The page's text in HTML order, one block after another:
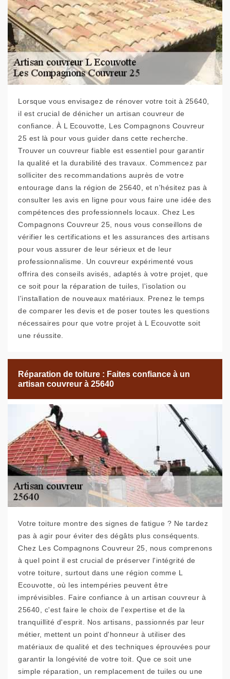
Lorsque vous envisagez de rénover votre toit à 25640,
il est crucial de dénicher un artisan couvreur de
confiance. À L Ecouvotte, Les Compagnons Couvreur
25 est là pour vous guider dans cette recherche.
Trouver un couvreur fiable est essentiel pour garantir
la qualité et la durabilité des travaux. Commencez par
solliciter des recommandations auprès de votre
entourage dans la région de 25640, et n'hésitez pas à
consulter les avis en ligne pour vous faire une idée des
compétences des professionnels locaux. Chez Les
Compagnons Couvreur 25, nous vous conseillons de
vérifier les certifications et les assurances des artisans
pour vous assurer de leur sérieux et de leur
professionnalisme. Un couvreur expérimenté vous
offrira des conseils avisés, adaptés à votre projet, que
ce soit pour la réparation de tuiles, l'isolation ou
l'installation de nouveaux matériaux. Prenez le temps
de comparer les devis et de poser toutes les questions
nécessaires pour que votre projet à L Ecouvotte soit
une réussite.
Réparation de toiture : Faites confiance à un
artisan couvreur à 25640
Votre toiture montre des signes de fatigue ? Ne tardez
pas à agir pour éviter des dégâts plus conséquents.
Chez Les Compagnons Couvreur 25, nous comprenons
à quel point il est crucial de préserver l'intégrité de
votre toiture, surtout dans une région comme L
Ecouvotte, où les intempéries peuvent être
imprévisibles. Faire confiance à un artisan couvreur à
25640, c'est faire le choix de l'expertise et de la
tranquillité d'esprit. Nos artisans, passionnés par leur
métier, mettent un point d'honneur à utiliser des
matériaux de qualité et des techniques éprouvées pour
garantir la longévité de votre toit. Que ce soit une
simple réparation, un remplacement de tuiles ou une